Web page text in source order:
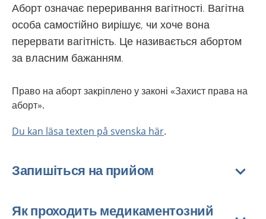
Аборт означає переривання вагітності. Вагітна
особа самостійно вирішує, чи хоче вона
перервати вагітність. Це називається абортом
за власним бажанням.
Право на аборт закріплено у законі «Захист права на
аборт».
Du kan läsa texten på svenska här.
Запишіться на прийом
Як проходить медикаментозний